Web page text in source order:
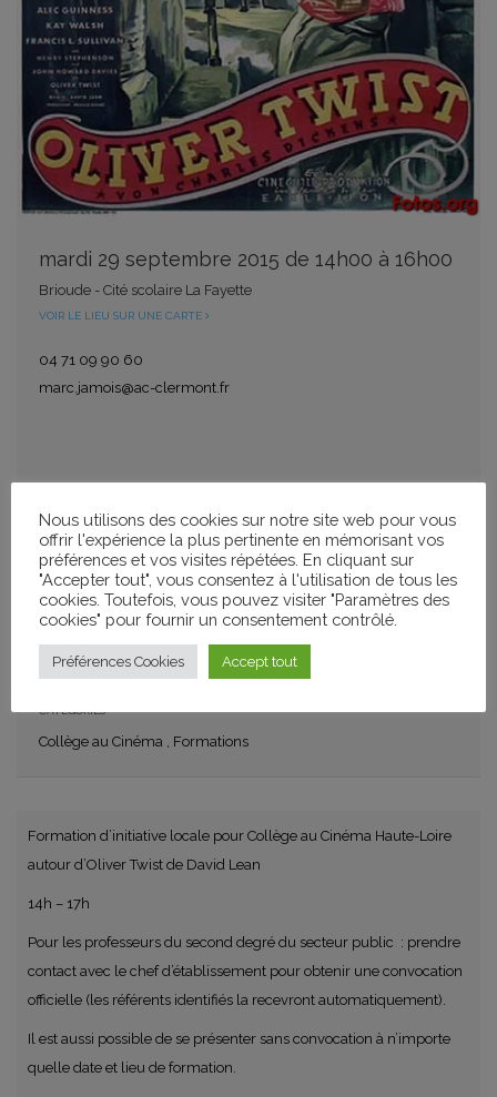
mardi 29 septembre 2015 de 14h00 à 16h00
Brioude - Cité scolaire La Fayette
VOIR LE LIEU SUR UNE CARTE
04 71 09 90 60
marc.jamois@ac-clermont.fr
+ GOOGLE CALENDAR + ICAL IMPORT
PARTAGER
CATÉGORIES
Collège au Cinéma , Formations
Formation d’initiative locale pour Collège au Cinéma Haute-Loire
autour d’Oliver Twist de David Lean
14h – 17h
Pour les professeurs du second degré du secteur public : prendre
contact avec le chef d’établissement pour obtenir une convocation
officielle (les référents identifiés la recevront automatiquement).
Il est aussi possible de se présenter sans convocation à n’importe
quelle date et lieu de formation.
Nous utilisons des cookies sur notre site web pour vous
offrir l'expérience la plus pertinente en mémorisant vos
préférences et vos visites répétées. En cliquant sur
"Accepter tout", vous consentez à l'utilisation de tous les
cookies. Toutefois, vous pouvez visiter "Paramètres des
cookies" pour fournir un consentement contrôlé.
Préférences Cookies Accept tout